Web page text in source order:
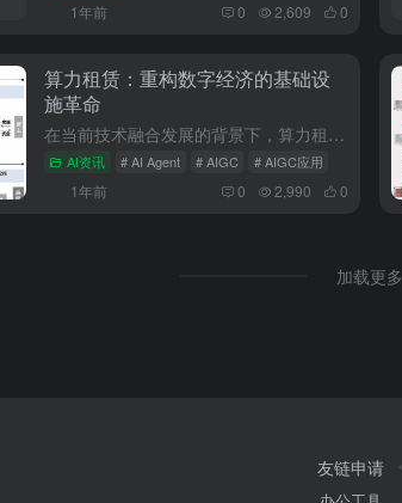
1年前 0 2,609 0
算力租赁：重构数字经济的基础设
施革命
在当前技术融合发展的背景下，算力租赁作为新兴商业模式正经历着从量变到质变的跨越式发展。本文将从多维视角对算力租赁的演进历程与发展前景进行系统剖析。一、行业发展路径的深度解析1.演进历程呈现出明显的阶段...
AI资讯 # AI Agent # AIGC # AIGC应用
1年前 0 2,990 0
加载更多
友链申请